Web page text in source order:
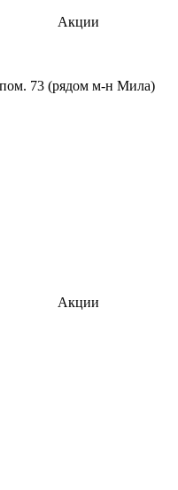
Акции
73 (рядом м-н Мила)
Акции